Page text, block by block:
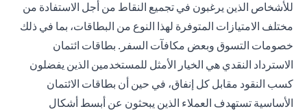
للأشخاص الذين يرغبون في تجميع النقاط من أجل الاستفادة من
مختلف الامتيازات المتوفرة لهذا النوع من البطاقات، بما في ذلك
خصومات التسوق وبعض مكافآت السفر. بطاقات ائتمان
الاسترداد النقدي هي الخيار الأمثل للمستخدمين الذين يفضلون
كسب النقود مقابل كل إنفاق، في حين أن بطاقات الائتمان
الأساسية تستهدف العملاء الذين يبحثون عن أبسط أشكال